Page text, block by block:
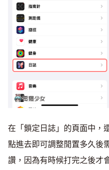
在「鎖定日誌」的頁面中，
點進去即可調整閒置多久後
讚，因為有時候打完之後才